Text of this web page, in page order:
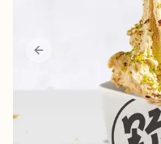
เกี่ยวกับเรา
Previous slide